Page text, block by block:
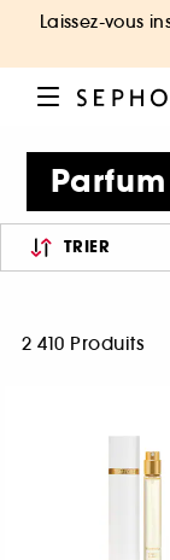
Laissez-vous
Parfum
TRIER
2 410 Produits